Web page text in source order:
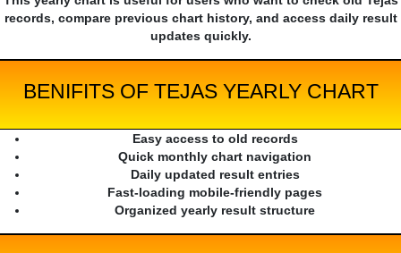
records, compare previous chart history, and access daily result
updates quickly.
BENIFITS OF TEJAS YEARLY CHART
Easy access to old records
Quick monthly chart navigation
Daily updated result entries
Fast-loading mobile-friendly pages
Organized yearly result structure